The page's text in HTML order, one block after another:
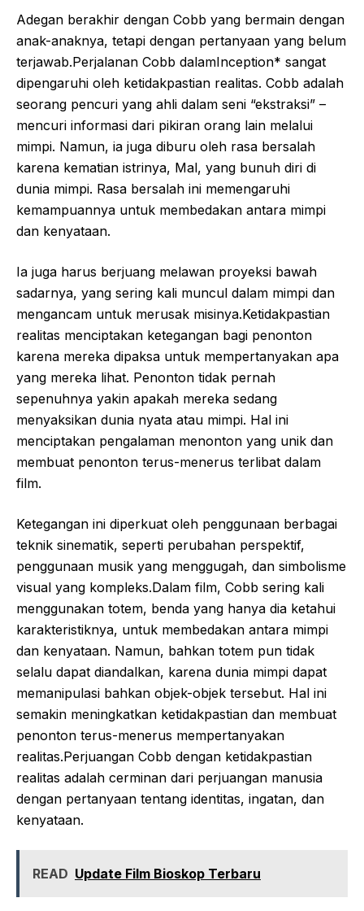
Adegan berakhir dengan Cobb yang bermain dengan
anak-anaknya, tetapi dengan pertanyaan yang belum
terjawab.Perjalanan Cobb dalamInception* sangat
dipengaruhi oleh ketidakpastian realitas. Cobb adalah
seorang pencuri yang ahli dalam seni “ekstraksi” –
mencuri informasi dari pikiran orang lain melalui
mimpi. Namun, ia juga diburu oleh rasa bersalah
karena kematian istrinya, Mal, yang bunuh diri di
dunia mimpi. Rasa bersalah ini memengaruhi
kemampuannya untuk membedakan antara mimpi
dan kenyataan.
Ia juga harus berjuang melawan proyeksi bawah
sadarnya, yang sering kali muncul dalam mimpi dan
mengancam untuk merusak misinya.Ketidakpastian
realitas menciptakan ketegangan bagi penonton
karena mereka dipaksa untuk mempertanyakan apa
yang mereka lihat. Penonton tidak pernah
sepenuhnya yakin apakah mereka sedang
menyaksikan dunia nyata atau mimpi. Hal ini
menciptakan pengalaman menonton yang unik dan
membuat penonton terus-menerus terlibat dalam
film.
Ketegangan ini diperkuat oleh penggunaan berbagai
teknik sinematik, seperti perubahan perspektif,
penggunaan musik yang menggugah, dan simbolisme
visual yang kompleks.Dalam film, Cobb sering kali
menggunakan totem, benda yang hanya dia ketahui
karakteristiknya, untuk membedakan antara mimpi
dan kenyataan. Namun, bahkan totem pun tidak
selalu dapat diandalkan, karena dunia mimpi dapat
memanipulasi bahkan objek-objek tersebut. Hal ini
semakin meningkatkan ketidakpastian dan membuat
penonton terus-menerus mempertanyakan
realitas.Perjuangan Cobb dengan ketidakpastian
realitas adalah cerminan dari perjuangan manusia
dengan pertanyaan tentang identitas, ingatan, dan
kenyataan.
READ Update Film Bioskop Terbaru